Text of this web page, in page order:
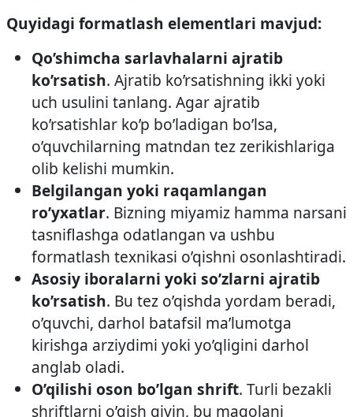
Quyidagi formatlash elementlari mavjud:
Qo’shimcha sarlavhalarni ajratib
ko’rsatish. Ajratib ko’rsatishning ikki yoki
uch usulini tanlang. Agar ajratib
ko’rsatishlar ko’p bo’ladigan bo’lsa,
o’quvchilarning matndan tez zerikishlariga
olib kelishi mumkin.
Belgilangan yoki raqamlangan
ro’yxatlar. Bizning miyamiz hamma narsani
tasniflashga odatlangan va ushbu
formatlash texnikasi o’qishni osonlashtiradi.
Asosiy iboralarni yoki so’zlarni ajratib
ko’rsatish. Bu tez o’qishda yordam beradi,
o’quvchi, darhol batafsil ma’lumotga
kirishga arziydimi yoki yo’qligini darhol
anglab oladi.
O’qilishi oson bo’lgan shrift. Turli bezakli
shriftlarni o’qish qiyin, bu maqolani